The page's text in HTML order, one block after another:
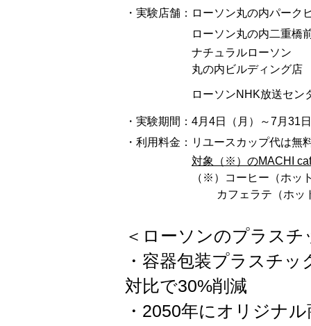
・実験店舗： ローソン丸の内パーク
ローソン丸の内二重橋
ナチュラルローソン
丸の内ビルディング店
ローソンNHK放送セン
・実験期間： 4月4日（月）～7月31
・利用料金： リユースカップ代は無
対象（※）のMACHI
（※）コーヒー（ホッ
カフェラテ（ホット
＜ローソンのプラスチ
・容器包装プラスチ
対比で30%削減
・2050年にオリジナ